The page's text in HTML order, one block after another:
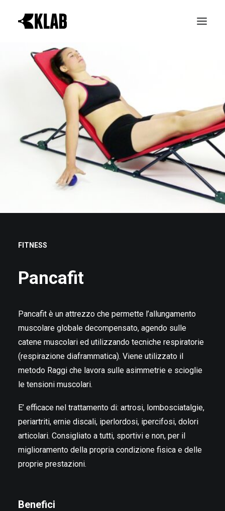
PROVA GRATIS
LE REALTÀ KLAB
ORARI CORSI
NEWS & EVENTI
RICERCA
FITNESS
Pancafit
Pancafit è un attrezzo che permette l’allungamento
muscolare globale decompensato, agendo sulle
catene muscolari ed utilizzando tecniche respiratorie
(respirazione diaframmatica). Viene utilizzato il
metodo Raggi che lavora sulle asimmetrie e scioglie
le tensioni muscolari.
E’ efficace nel trattamento di: artrosi, lombosciatalgie,
periartriti, ernie discali, iperlordosi, ipercifosi, dolori
articolari. Consigliato a tutti, sportivi e non, per il
miglioramento della propria condizione fisica e delle
proprie prestazioni.
Benefici